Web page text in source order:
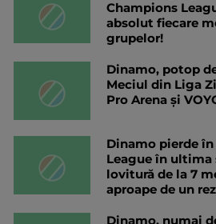
Champions
absolut fiecare
grupelor!
Dinamo, potop
Meciul din Liga
Pro Arena și
Dinamo pierde
League în ultima
lovitură de la 7
aproape de un
Dinamo, numai